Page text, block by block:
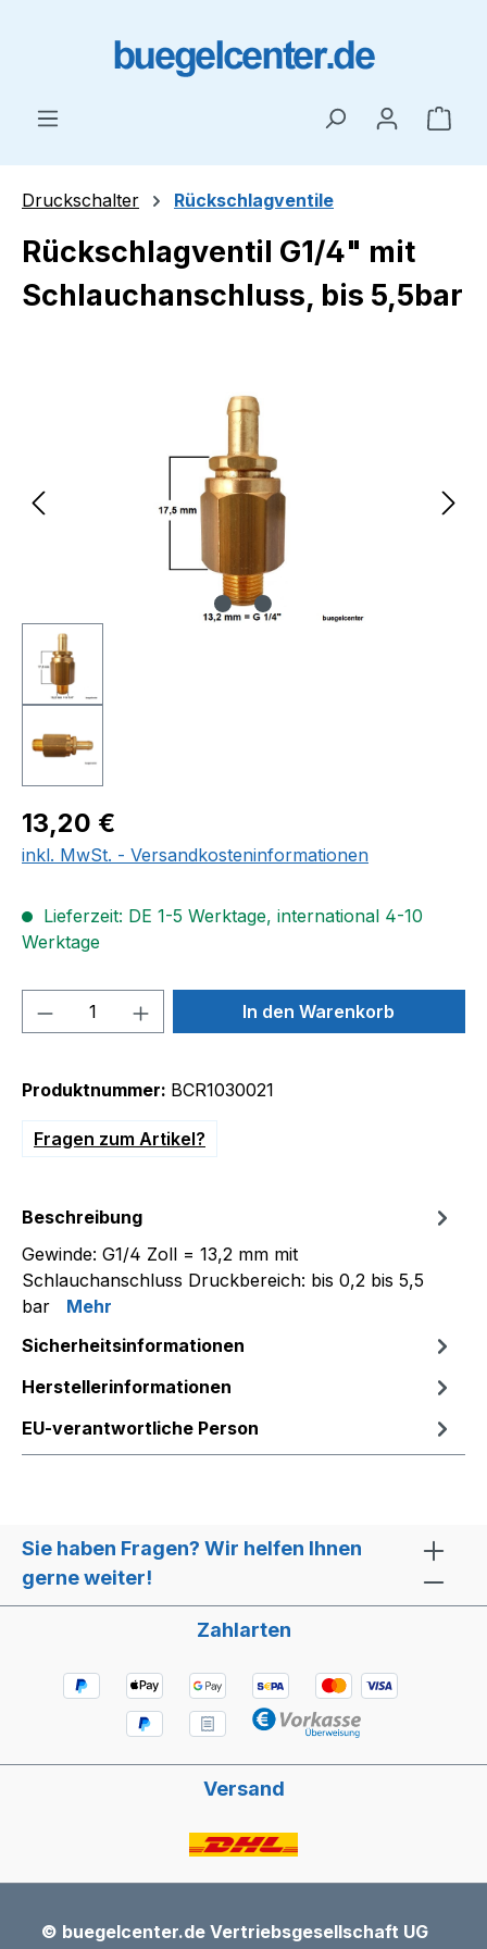
Druckschalter Rückschlagventile
Rückschlagventil G1/4" mit
Schlauchanschluss, bis 5,5bar
Bildergalerie überspringen
Regulärer Preis:
13,20 €
inkl. MwSt. - Versandkosteninformationen
Lieferzeit: DE 1-5 Werktage, international 4-10
Werktage
Produkt Anzahl: Gib denIn den Warenkorb
Produktnummer: BCR1030021
Fragen zum Artikel?
Beschreibung
Gewinde: G1/4 Zoll = 13,2 mm mit
Schlauchanschluss Druckbereich: bis 0,2 bis 5,5
bar Mehr
Sicherheitsinformationen
Herstellerinformationen
EU-verantwortliche Person
Sie haben Fragen? Wir helfen Ihnen
gerne weiter!
Zahlarten
Versand
© buegelcenter.de Vertriebsgesellschaft UG